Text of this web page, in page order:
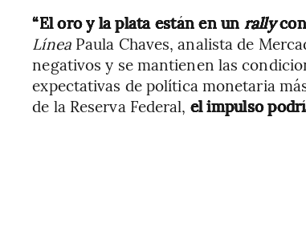
“El oro y la plata están en un rally
LíneaPaula Chaves, analista de
negativos y se mantienen las
expectativas de política monetaria
de la Reserva Federal, el impulso